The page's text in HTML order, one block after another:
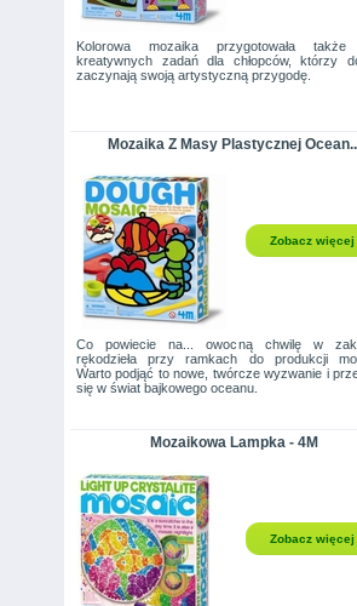
Kolorowa mozaika przygotowała
kreatywnych zadań dla chłopców, którzy
zaczynają swoją artystyczną przygodę.
Mozaika Z Masy Plastycznej
Zobacz więcej
Co powiecie na... owocną chwilę w
rękodzieła przy ramkach do produkcji
Warto podjąć to nowe, twórcze wyzwanie i
się w świat bajkowego oceanu.
Mozaikowa Lampka - 4M
Zobacz więcej